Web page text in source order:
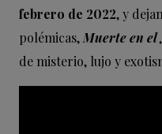
febrero de 2022, y
polémicas,Muerte en el
de misterio, lujo y